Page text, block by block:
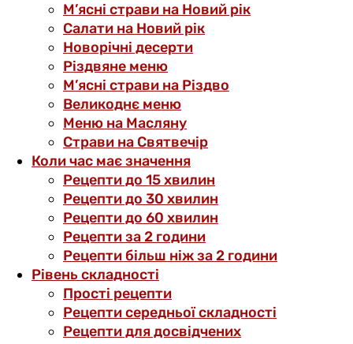
М’ясні страви на Новий рік
Салати на Новий рік
Новорічні десерти
Різдвяне меню
М’ясні страви на Різдво
Великоднє меню
Меню на Масляну
Страви на Святвечір
Коли час має значення
Рецепти до 15 хвилин
Рецепти до 30 хвилин
Рецепти до 60 хвилин
Рецепти за 2 години
Рецепти більш ніж за 2 години
Рівень складності
Прості рецепти
Рецепти середньої складності
Рецепти для досвідчених